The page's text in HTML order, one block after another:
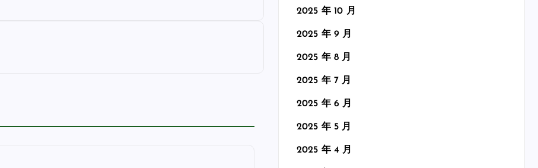
2025 年 10 月
2025 年 9 月
2025 年 8 月
2025 年 7 月
2025 年 6 月
2025 年 5 月
2025 年 4 月